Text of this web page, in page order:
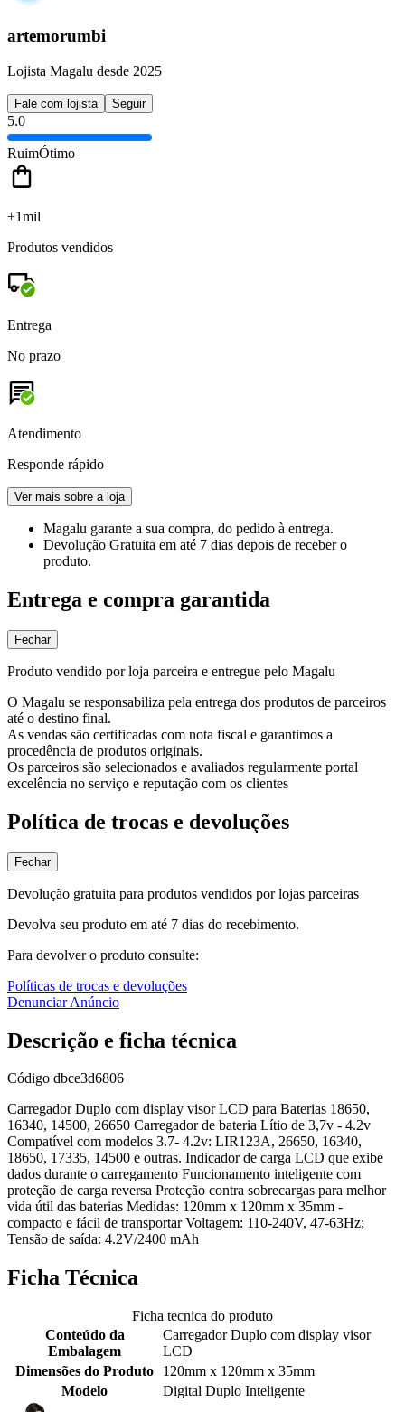
artemorumbi
Lojista Magalu desde 2025
Fale com lojista Seguir
5.0
RuimÓtimo
+1mil
Produtos vendidos
Entrega
No prazo
Atendimento
Responde rápido
Ver mais sobre a loja
Magalu garante a sua compra, do pedido à entrega.
Devolução Gratuita em até 7 dias depois de receber o
produto.
Entrega e compra garantida
Fechar
Produto vendido por loja parceira e entregue pelo Magalu
O Magalu se responsabiliza pela entrega dos produtos de parceiros
até o destino final.
As vendas são certificadas com nota fiscal e garantimos a
procedência de produtos originais.
Os parceiros são selecionados e avaliados regularmente portal
excelência no serviço e reputação com os clientes
Política de trocas e devoluções
Fechar
Devolução gratuita para produtos vendidos por lojas parceiras
Devolva seu produto em até 7 dias do recebimento.
Para devolver o produto consulte:
Políticas de trocas e devoluções
Denunciar Anúncio
Descrição e ficha técnica
Código dbce3d6806
Carregador Duplo com display visor LCD para Baterias 18650,
16340, 14500, 26650 Carregador de bateria Lítio de 3,7v - 4.2v
Compatível com modelos 3.7- 4.2v: LIR123A, 26650, 16340,
18650, 17335, 14500 e outras. Indicador de carga LCD que exibe
dados durante o carregamento Funcionamento inteligente com
proteção de carga reversa Proteção contra sobrecargas para melhor
vida útil das baterias Medidas: 120mm x 120mm x 35mm -
compacto e fácil de transportar Voltagem: 110-240V, 47-63Hz;
Tensão de saída: 4.2V/2400 mAh
Ficha Técnica
Ficha tecnica do produto
Conteúdo da
Embalagem
Carregador Duplo com display visor
LCD
Dimensões do Produto
120mm x 120mm x 35mm
Modelo
Digital Duplo Inteligente